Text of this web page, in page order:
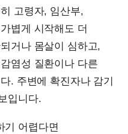
고령자, 임산부,
볍게 시작해도 더
거나 몸살이 심하고,
염성 질환이나 다른
. 주변에 확진자나 감기
입니다.
기 어렵다면